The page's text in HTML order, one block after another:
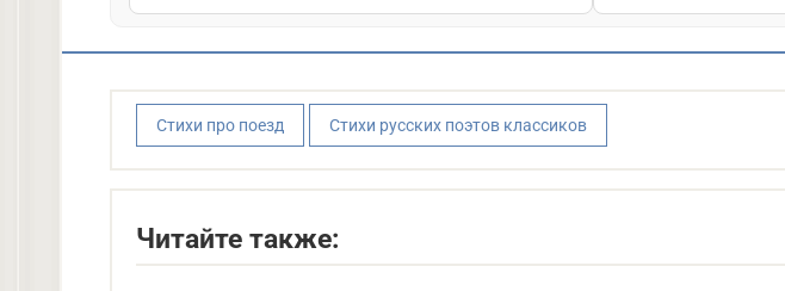
Стихи про поезд Стихи русских поэтов классиков
Читайте также: